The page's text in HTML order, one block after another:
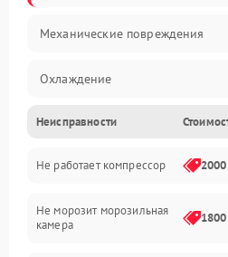
Механические повреждения
Охлаждение
Механика
Электропитание
Дренаж
Неисправности
Не работает компрессор
Не морозит морозильная
камера